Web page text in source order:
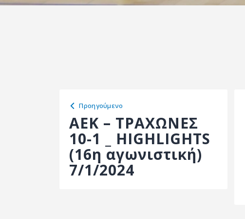
Προηγούμενο
ΑΕΚ – ΤΡΑΧΩΝΕΣ
10-1 _ HIGHLIGHTS
(16η αγωνιστική)
7/1/2024